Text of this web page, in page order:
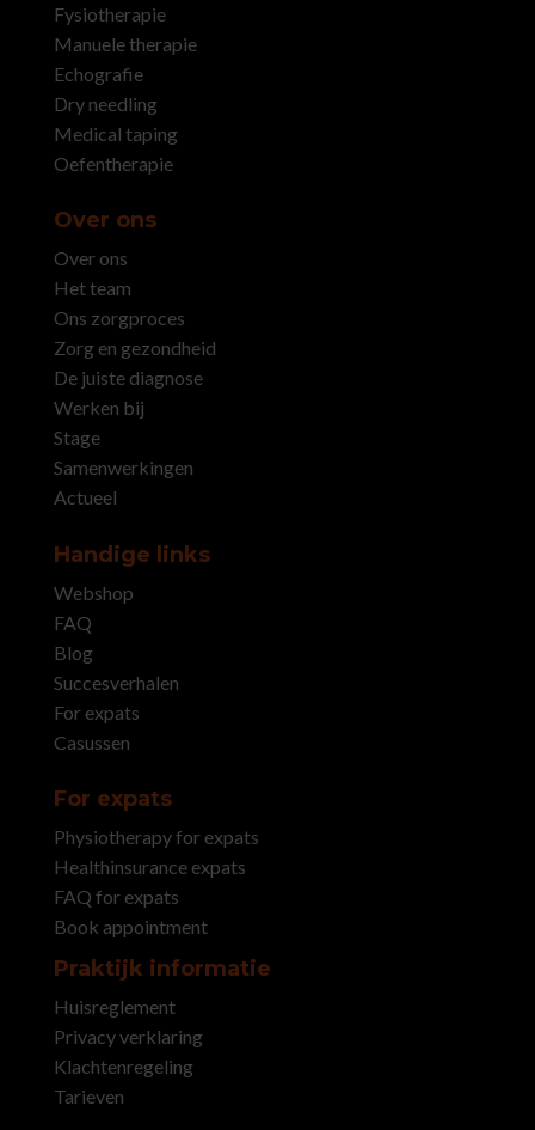
Fysiotherapie
Manuele therapie
Echografie
Dry needling
Medical taping
Oefentherapie
Over ons
Over ons
Het team
Ons zorgproces
Zorg en gezondheid
De juiste diagnose
Werken bij
Stage
Samenwerkingen
Actueel
Handige links
Webshop
FAQ
Blog
Succesverhalen
For expats
Casussen
For expats
Physiotherapy for expats
Healthinsurance expats
FAQ for expats
Book appointment
Praktijk informatie
Huisreglement
Privacy verklaring
Klachtenregeling
Tarieven